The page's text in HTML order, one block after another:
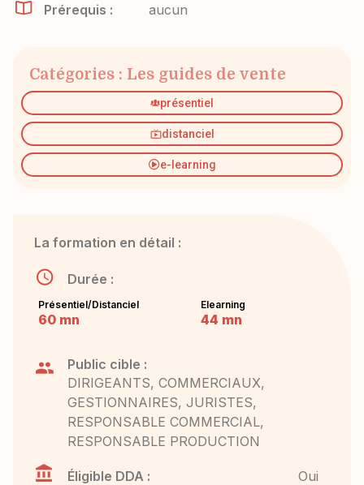
Prérequis : aucun
Catégories : Les guides de vente
présentiel
distanciel
e-learning
La formation en détail :
Durée :
Présentiel/Distanciel
60 mn
Elearning
44 mn
Public cible :
DIRIGEANTS, COMMERCIAUX,
GESTIONNAIRES, JURISTES,
RESPONSABLE COMMERCIAL,
RESPONSABLE PRODUCTION
Éligible DDA : Oui